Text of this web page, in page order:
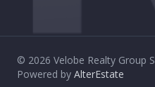
© 2026 Velobe Realty Group
Powered by AlterEstate